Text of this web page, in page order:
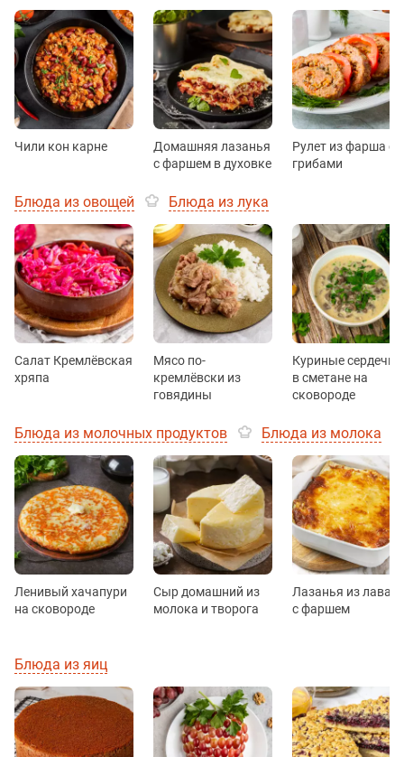
Чили кон карне
Домашняя лазанья
с фаршем в духовке
Рулет из фарша с
грибами
Блюда из овощей Блюда из лука
Салат Кремлёвская
хряпа
Мясо по-
кремлёвски из
говядины
Куриные сердечки
в сметане на
сковороде
Блюда из молочных продуктов Блюда из молока
Ленивый хачапури
на сковороде
Сыр домашний из
молока и творога
Лазанья из
с фаршем
Блюда из яиц